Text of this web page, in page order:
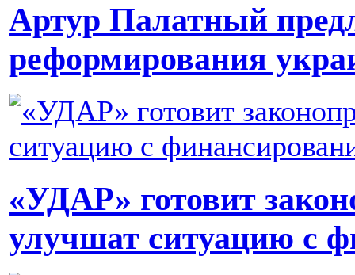
Артур Палатный
реформирования
«УДАР» готовит
улучшат ситуацию с